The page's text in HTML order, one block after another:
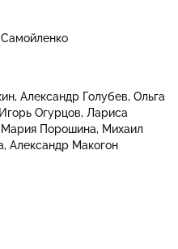
Александр Голубев Ольга
Игорь Огурцов Лариса
Мария Порошина Михаил
Александр Макогон